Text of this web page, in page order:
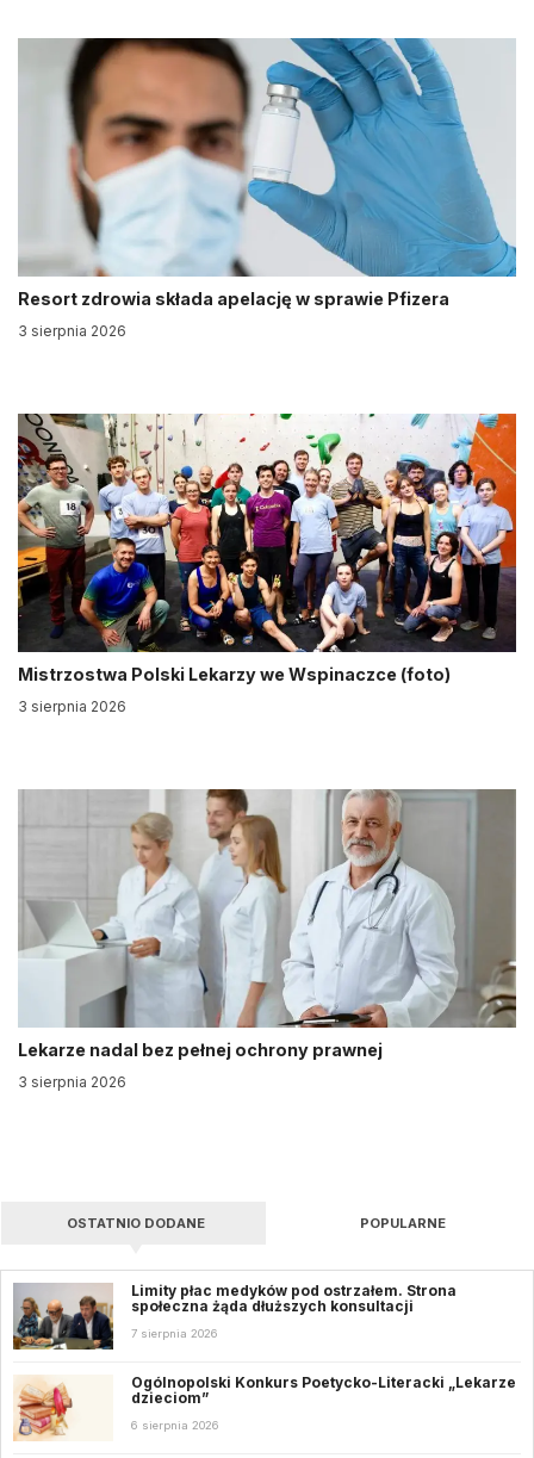
Resort zdrowia składa apelację w sprawie Pfizera
3 sierpnia 2026
Mistrzostwa Polski Lekarzy we Wspinaczce (foto)
3 sierpnia 2026
Lekarze nadal bez pełnej ochrony prawnej
3 sierpnia 2026
OSTATNIO DODANE POPULARNE
Limity płac medyków pod ostrzałem. Strona
społeczna żąda dłuższych konsultacji
7 sierpnia 2026
Ogólnopolski Konkurs Poetycko-Literacki „Lekarze
dzieciom”
6 sierpnia 2026